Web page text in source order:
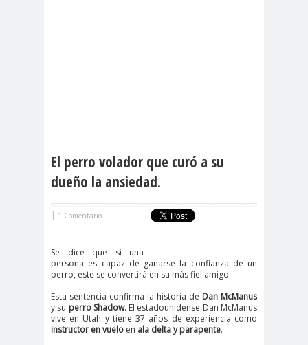
El perro volador que curó a su
dueño la ansiedad.
| 1 Comentario
Se dice que si una
persona es capaz de ganarse la confianza de un
perro, éste se convertirá en su más fiel amigo.
Esta sentencia confirma la historia de Dan McManus
y su perro Shadow. El estadounidense Dan McManus
vive en Utah y tiene 37 años de experiencia como
instructor en vuelo en ala delta y parapente.